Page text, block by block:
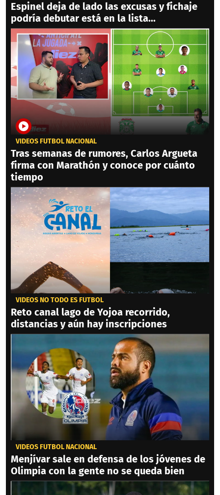
Espinel deja de lado las excusas y fichaje
podría debutar está en la lista...
VIDEOS FÚTBOL NACIONAL
Tras semanas de rumores, Carlos Argueta
firma con Marathón y conoce por cuánto
tiempo
VIDEOS NO TODO ES FÚTBOL
Reto canal lago de Yojoa recorrido,
distancias y aún hay inscripciones
VIDEOS FÚTBOL NACIONAL
Menjívar sale en defensa de los jóvenes de
Olimpia con la gente no se queda bien